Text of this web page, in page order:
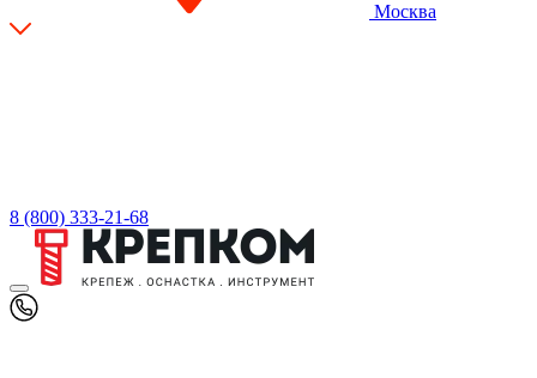
Москва
8 (800) 333-21-68